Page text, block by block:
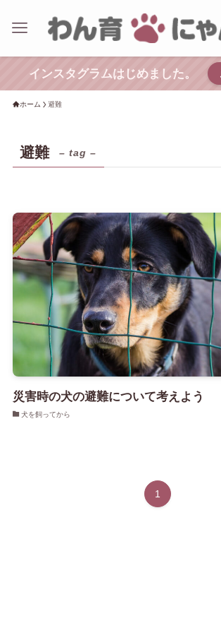
インスタグラムはじめました。
ホーム 避難
避難 – tag –
災害時の犬の避難について考えよう
犬を飼ってから
1